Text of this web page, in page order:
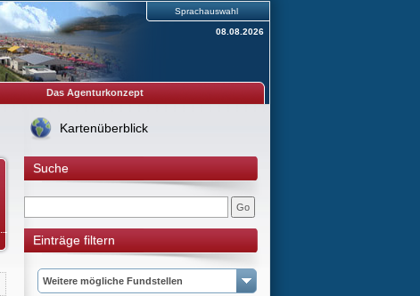
Sprachauswahl
08.08.2026
Das Agenturkonzept
Kartenüberblick
Suche
Einträge filtern
Weitere mögliche Fundstellen